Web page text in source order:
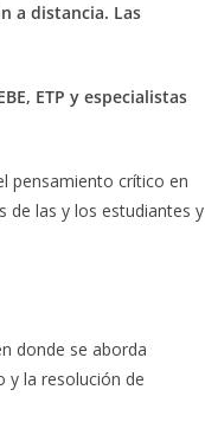
a distancia. Las
ETP y especialistas
pensamiento crítico en
de las y los estudiantes y
donde se aborda
y la resolución de